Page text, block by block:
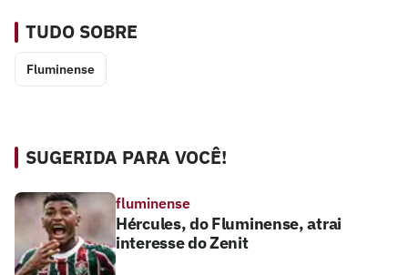
TUDO SOBRE
Fluminense
SUGERIDA PARA VOCÊ!
fluminense
Hércules, do Fluminense, atrai
interesse do Zenit